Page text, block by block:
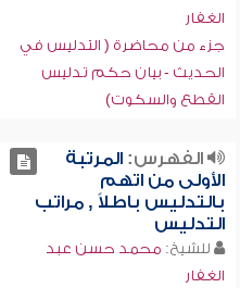
الغفار
جزء من محاضرة ( التدليس في
الحديث - بيان حكم تدليس
القطع والسكوت)
الفهرس:المرتبة
الأولى من اتهم
بالتدليس باطلاً , مراتب
التدليس
للشيخ: محمد حسن عبد
الغفار